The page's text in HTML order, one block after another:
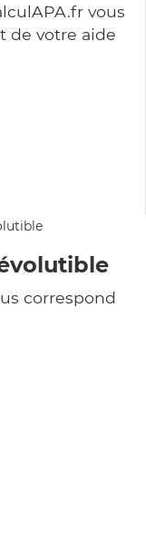
vous
de votre aide
correspond